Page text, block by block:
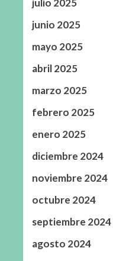
julio 2025
junio 2025
mayo 2025
abril 2025
marzo 2025
febrero 2025
enero 2025
diciembre 2024
noviembre 2024
octubre 2024
septiembre 2024
agosto 2024